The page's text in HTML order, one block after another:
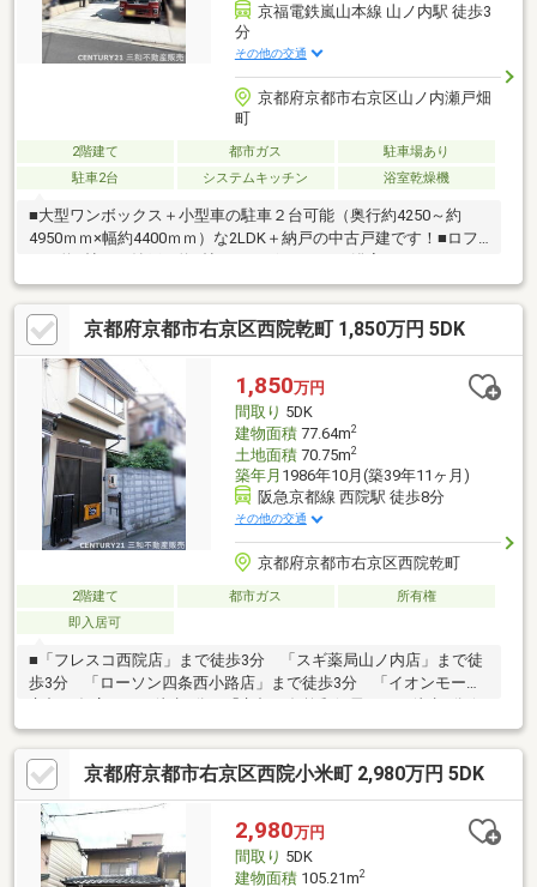
京福電鉄嵐山本線 山ノ内駅 徒歩3
分
その他の交通
京都府京都市右京区山ノ内瀬戸畑
町
2階建て 都市ガス
駐車場あり
駐車2台
システムキッチン 浴室乾燥機
■大型ワンボックス＋小型車の駐車２台可能（奥行約4250～約
4950ｍｍ×幅約4400ｍｍ）な2LDK＋納戸の中古戸建です！■ロフ
ウナ付カワック、キッチンには食器洗い乾燥機・浄水器が付いて
います LDKには床暖房が3ヶ所あり、寒い時期は足元から暖めま
す■室内は大変丁寧に使用されており、最寄りの京福嵐山本線
「山ノ内」駅までは徒歩3分 スーパー・コンビニ・薬局・郵便局
までは徒歩10分圏内と便利な立地です☆ お問合せは 【 0120-
038-021 】 まで ☆☆ 詳細情報をお求めの方は、「資料請求
（無料）」をクリック！ ☆
京都府京都市右京区西院乾町 1,850万円 5DK
1,850万円
間取り 5DK
建物面積77.64m2
土地面積70.75m2
築年月 1986年10月(築39年11ヶ月)
阪急京都線 西院駅 徒歩8分
その他の交通
京都府京都市右京区西院乾町
2階建て 都市ガス
所有権
即入居可
■「フレスコ西院店」まで徒歩3分 「スギ薬局山ノ内店」まで徒
歩3分 「ローソン四条西小路店」まで徒歩3分 「イオンモール
お問合せは 【 0120-038-021 】 まで ☆☆ 詳細情報をお求
めの方は、「資料請求（無料）」をクリック！ ☆※再建築時はセ
ットバック（約2.04平米）を要します。※私道面積（約14.00平
米）を含みます。
京都府京都市右京区西院小米町 2,980万円 5DK
2,980万円
間取り 5DK
建物面積105.21m2